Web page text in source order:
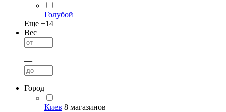
Голубой
Еще +14
Вес
—
Город
Киев 8 магазинов